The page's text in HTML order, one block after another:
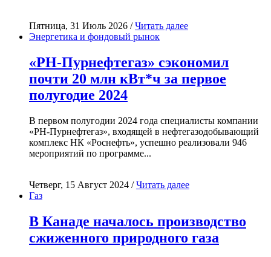
Пятница, 31 Июль 2026 /Читать далее
Энергетика и фондовый рынок
«РН-Пурнефтегаз» сэкономил
почти 20 млн кВт*ч за первое
полугодие 2024
В первом полугодии 2024 года специалисты компании
«РН-Пурнефтегаз», входящей в нефтегазодобывающий
комплекс НК «Роснефть», успешно реализовали 946
мероприятий по программе...
Четверг, 15 Август 2024 /Читать далее
Газ
В Канаде началось производство
сжиженного природного газа